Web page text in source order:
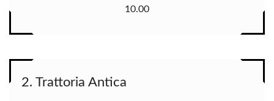
10.00
2. Trattoria Antica